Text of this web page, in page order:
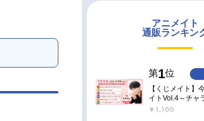
アニメイト
通販ランキン
第1位
【くじメイト】
イトVol.4～チャ
馴染、実は一途
￥1,100